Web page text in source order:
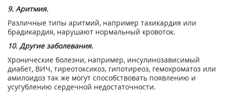
9. Аритмия.
Различные типы аритмий, например тахикардия или
брадикардия, нарушают нормальный кровоток.
10. Другие заболевания.
Хронические болезни, например, инсулинозависимый
диабет, ВИЧ, тиреотоксикоз, гипотиреоз, гемохроматоз или
амилоидоз так же могут способствовать появлению и
усугублению сердечной недостаточности.